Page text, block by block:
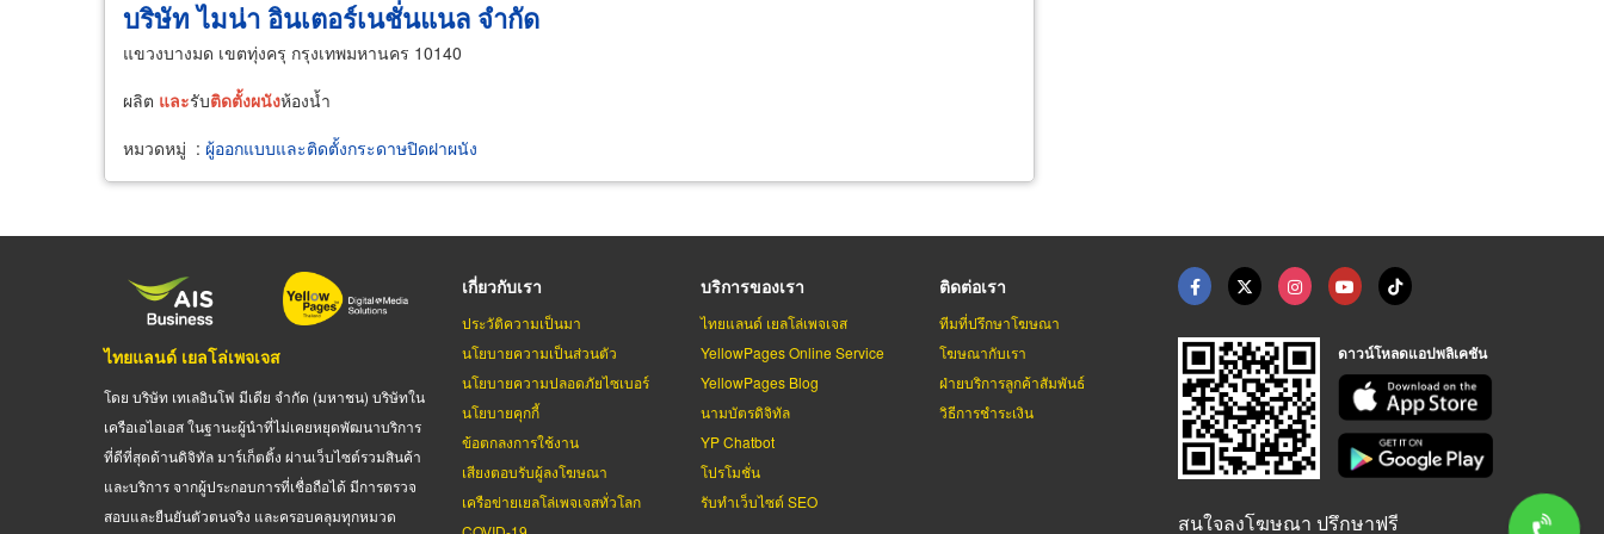
บริษัท ไมน่า อินเตอร์เนชั่นแนล จำกัด
แขวงบางมด เขตทุ่งครุ กรุงเทพมหานคร 10140
ผลิต และรับติดตั้งผนังห้องน้ำ
หมวดหมู่ : ผู้ออกแบบและติดตั้งกระดาษปิดฝาผนัง
ไทยแลนด์ เยลโล่เพจเจส
โดย บริษัท เทเลอินโฟ มีเดีย จำกัด (มหาชน) บริษัทใน
เครือเอไอเอส ในฐานะผู้นำที่ไม่เคยหยุดพัฒนาบริการ
ที่ดีที่สุดด้านดิจิทัล มาร์เก็ตติ้ง ผ่านเว็บไซต์รวมสินค้า
และบริการ จากผู้ประกอบการที่เชื่อถือได้ มีการตรวจ
สอบและยืนยันตัวตนจริง และครอบคลุมทุกหมวด
เกี่ยวกับเรา
ประวัติความเป็นมา
นโยบายความเป็นส่วนตัว
นโยบายความปลอดภัยไซเบอร์
นโยบายคุกกี้
ข้อตกลงการใช้งาน
เสียงตอบรับผู้ลงโฆษณา
เครือข่ายเยลโล่เพจเจสทั่วโลก
บริการของเรา
ไทยแลนด์ เยลโล่เพจเจส
YellowPages Online Service
YellowPages Blog
นามบัตรดิจิทัล
YP Chatbot
โปรโมชั่น
รับทำเว็บไซต์ SEO
ติดต่อเรา
ทีมที่ปรึกษาโฆษณา
โฆษณากับเรา
ฝ่ายบริการลูกค้าสัมพันธ์
วิธีการชำระเงิน
ดาวน์โหลดแอปพลิเคชัน
สนใจลงโฆษณา ปรึกษาฟรี